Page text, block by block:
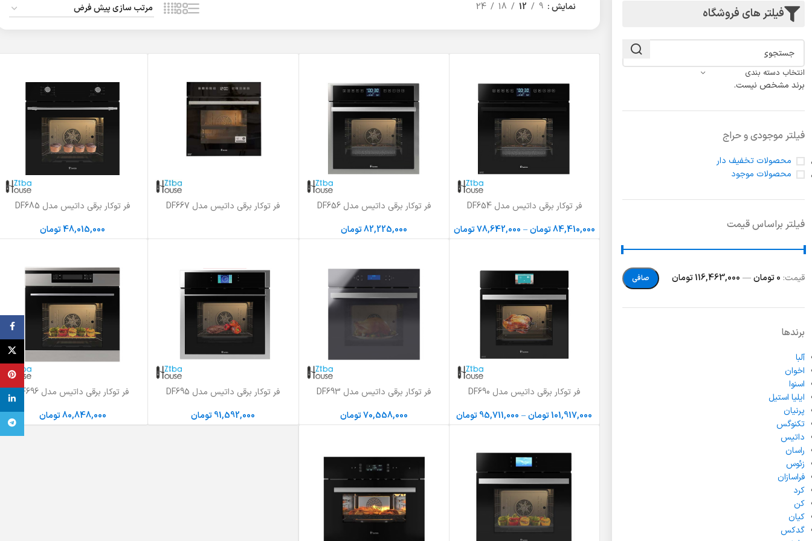
فیلتر های فروشگاه
انتخاب دسته بندی
برند مشخص نیست.
فیلتر موجودی و حراج
محصولات تخفیف دار
محصولات موجود
فیلتر براساس قیمت
صافی قيمت: 0 تومان — 116,463,000 تومان
برندها
آلبا
اخوان
اسنوا
ایلیا استیل
پرنیان
تکنوگس
داتیس
راسان
زئوس
فراسازان
کرد
کن
کیان
گدکس
نمایش 9
12
18
24
انتخاب گزینه ها
فر توکار برقی داتیس مدل DF654
84,410,000تومان–
78,642,000تومان
افزودن به سبد خرید
فر توکار برقی داتیس مدل DF656
82,225,000تومان
اطلاعات بیشتر
فر توکار برقی داتیس مدل DF667 افزودن به سبد خرید
فر توکار برقی داتیس مدل DF685
48,015,000تومان
انتخاب گزینه ها
فر توکار برقی داتیس مدل DF690
101,917,000تومان –
95,711,000تومان
افزودن به سبد خرید
فر توکار برقی داتیس مدل DF693
70,558,000تومان
افزودن به سبد خرید
فر توکار برقی داتیس مدل DF695
91,592,000تومان
افزودن به سبد خرید
فر توکار برقی داتیس مدل DF696
80,848,000تومان
تلگرام